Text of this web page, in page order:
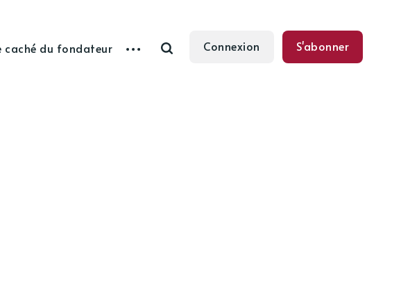
caché du fondateur Connexion S'abonner